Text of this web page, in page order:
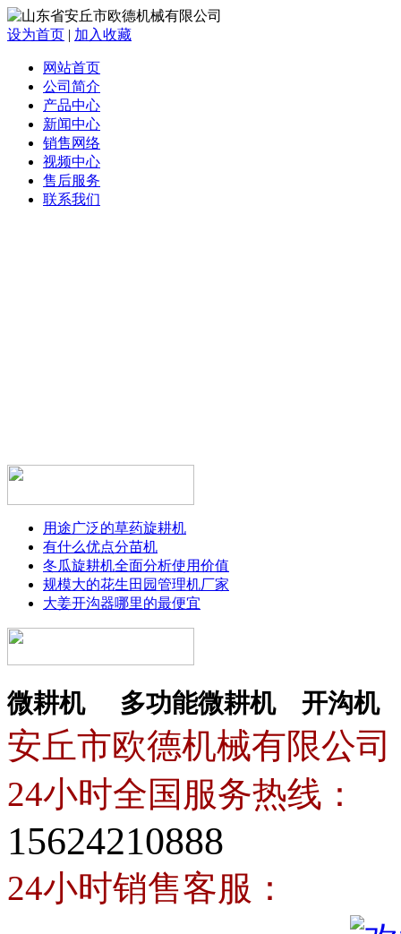
设为首页 | 加入收藏
网站首页
公司简介
产品中心
新闻中心
销售网络
视频中心
售后服务
联系我们
用途广泛的草药旋耕机
有什么优点分苗机
冬瓜旋耕机全面分析使用价值
规模大的花生田园管理机厂家
大姜开沟器哪里的最便宜
微耕机 多功能微耕机 开沟机
安丘市欧德机械有限公司
24小时全国服务热线：
15624210888
24小时销售客服：